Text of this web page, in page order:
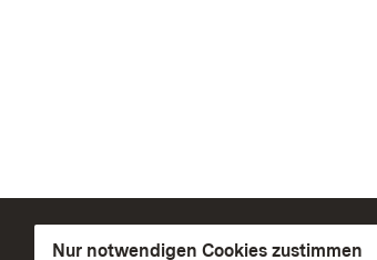
Nur notwendigen Cookies zustimmen